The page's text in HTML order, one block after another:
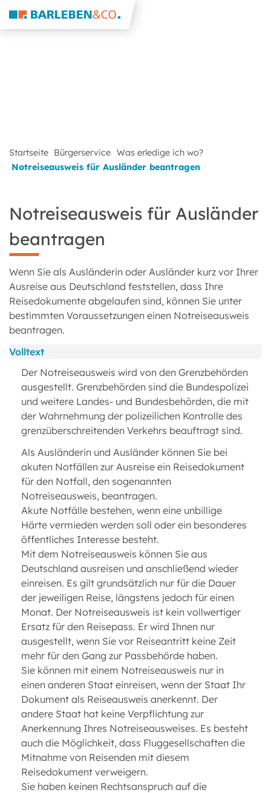
Startseite Bürgerservice Was erledige ich wo?
Notreiseausweis für Ausländer beantragen
Notreiseausweis für Ausländer
beantragen
Wenn Sie als Ausländerin oder Ausländer kurz vor Ihrer
Ausreise aus Deutschland feststellen, dass Ihre
Reisedokumente abgelaufen sind, können Sie unter
bestimmten Voraussetzungen einen Notreiseausweis
beantragen.
Volltext
Der Notreiseausweis wird von den Grenzbehörden
ausgestellt. Grenzbehörden sind die Bundespolizei
und weitere Landes- und Bundesbehörden, die mit
der Wahrnehmung der polizeilichen Kontrolle des
grenzüberschreitenden Verkehrs beauftragt sind.
Als Ausländerin und Ausländer können Sie bei
akuten Notfällen zur Ausreise ein Reisedokument
für den Notfall, den sogenannten
Notreiseausweis, beantragen.
Akute Notfälle bestehen, wenn eine unbillige
Härte vermieden werden soll oder ein besonderes
öffentliches Interesse besteht.
Mit dem Notreiseausweis können Sie aus
Deutschland ausreisen und anschließend wieder
einreisen. Es gilt grundsätzlich nur für die Dauer
der jeweiligen Reise, längstens jedoch für einen
Monat. Der Notreiseausweis ist kein vollwertiger
Ersatz für den Reisepass. Er wird Ihnen nur
ausgestellt, wenn Sie vor Reiseantritt keine Zeit
mehr für den Gang zur Passbehörde haben.
Sie können mit einem Notreiseausweis nur in
einen anderen Staat einreisen, wenn der Staat Ihr
Dokument als Reiseausweis anerkennt. Der
andere Staat hat keine Verpflichtung zur
Anerkennung Ihres Notreiseausweises. Es besteht
auch die Möglichkeit, dass Fluggesellschaften die
Mitnahme von Reisenden mit diesem
Reisedokument verweigern.
Sie haben keinen Rechtsanspruch auf die